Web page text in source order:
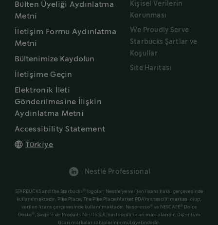
Bülten Üyeliği Aydınlatma
Metni
İletişim Formu Aydınlatma
Metni
Bültenimize Kaydolun
İletişime Geçin
Elektronik İleti
Gönderilmesine İlişkin
Aydınlatma Metni
Accessibility Statement
Türkiye
Kişisel Verilerin
Korunması
We Proudly Serve
Starbucks Şartlar ve
Koşullar
Site Haritası
Nestlé Professional
STARBUCKS and the Starbucks®logoları Nestle'ye verilen lisans hakkı çerçevesinde
kullanılmaktadır. Pike Place, The Pike Place Market PDA'nın tescilli markası olup,
verilen lisans çerçevesinde kullanılmaktadır. Nespresso®ve NESCAFÉ®Dolce
Gusto®, Société de Produits Nestlé S.A.'nın tescilli ticari markalarıdır. Diğer tüm
ticari markalar sahiplerinin mülkiyetindedir.